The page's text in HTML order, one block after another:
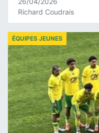
Richard Coudrais
ÉQUIPES JEUNES